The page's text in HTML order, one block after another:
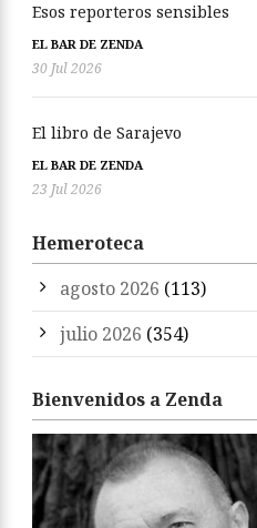
Esos reporteros sensibles
EL BAR DE ZENDA
30 Jul 2026
El libro de Sarajevo
EL BAR DE ZENDA
23 Jul 2026
Hemeroteca
agosto 2026 (113)
julio 2026 (354)
Bienvenidos a Zenda